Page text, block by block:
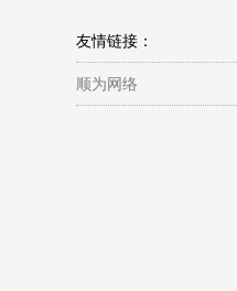
友情链接：
顺为网络